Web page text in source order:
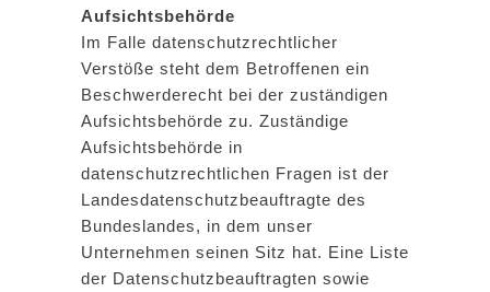
Aufsichtsbehörde
Im Falle datenschutzrechtlicher
Verstöße steht dem Betroffenen ein
Beschwerderecht bei der zuständigen
Aufsichtsbehörde zu. Zuständige
Aufsichtsbehörde in
datenschutzrechtlichen Fragen ist der
Landesdatenschutzbeauftragte des
Bundeslandes, in dem unser
Unternehmen seinen Sitz hat. Eine Liste
der Datenschutzbeauftragten sowie